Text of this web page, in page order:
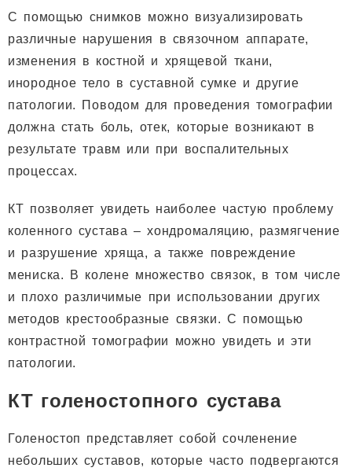
С помощью снимков можно визуализировать
различные нарушения в связочном аппарате,
изменения в костной и хрящевой ткани,
инородное тело в суставной сумке и другие
патологии. Поводом для проведения томографии
должна стать боль, отек, которые возникают в
результате травм или при воспалительных
процессах.
КТ позволяет увидеть наиболее частую проблему
коленного сустава – хондромаляцию, размягчение
и разрушение хряща, а также повреждение
мениска. В колене множество связок, в том числе
и плохо различимые при использовании других
методов крестообразные связки. С помощью
контрастной томографии можно увидеть и эти
патологии.
КТ голеностопного сустава
Голеностоп представляет собой сочленение
небольших суставов, которые часто подвергаются